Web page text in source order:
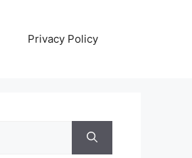
Privacy Policy